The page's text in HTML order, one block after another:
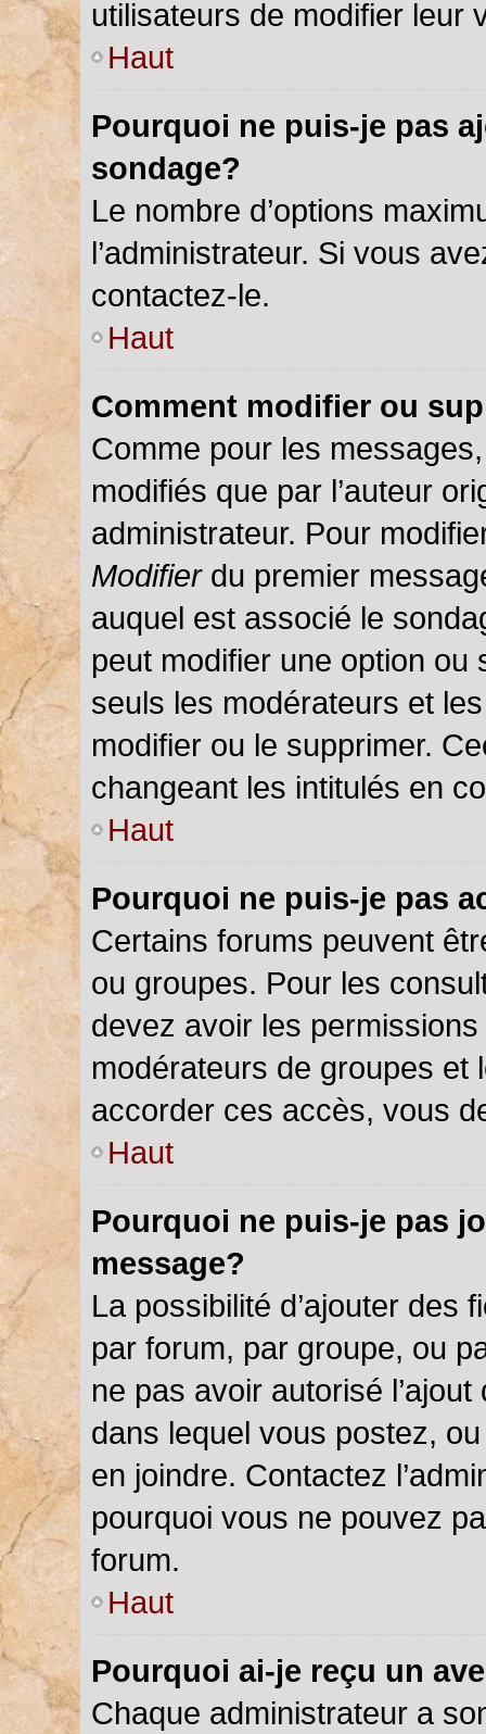
utilisateurs de modifier leur
Haut
Pourquoi ne puis-je pas
sondage?
Le nombre d’options
l’administrateur. Si vous
contactez-le.
Haut
Comment modifier ou
Comme pour les
modifiés que par l’auteur
administrateur. Pour
Modifierdu premier
auquel est associé le
peut modifier une option ou
seuls les modérateurs et
modifier ou le supprimer.
changeant les intitulés en
Haut
Pourquoi ne puis-je pas
Certains forums peuvent
ou groupes. Pour les
devez avoir les
modérateurs de groupes et
accorder ces accès, vous
Haut
Pourquoi ne puis-je pas
message?
La possibilité d’ajouter des
par forum, par groupe, ou
ne pas avoir autorisé
dans lequel vous postez,
en joindre. Contactez
pourquoi vous ne pouvez
forum.
Haut
Pourquoi ai-je reçu un
Chaque administrateur a